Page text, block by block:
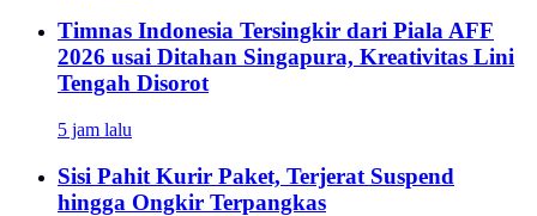
Timnas Indonesia Tersingkir dari Piala AFF
2026 usai Ditahan Singapura, Kreativitas Lini
Tengah Disorot
5 jam lalu
Sisi Pahit Kurir Paket, Terjerat Suspend
hingga Ongkir Terpangkas